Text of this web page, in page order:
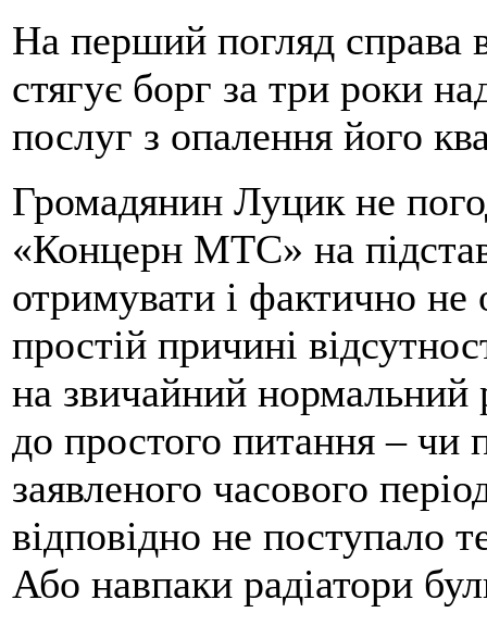
На перший погляд справа
стягує борг за три роки
послуг з опалення його
Громадянин Луцик не
«Концерн МТС» на
отримувати і фактично
простій причині
на звичайний нормальний
до простого питання – чи
заявленого часового
відповідно не поступало
Або навпаки радіатори